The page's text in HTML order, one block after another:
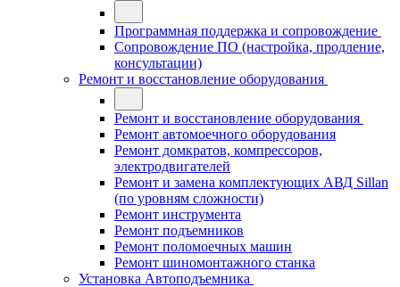
Программная поддержка и сопровождение
Сопровождение ПО (настройка, продление,
консультации)
Ремонт и восстановление оборудования
Ремонт и восстановление оборудования
Ремонт автомоечного оборудования
Ремонт домкратов, компрессоров,
электродвигателей
Ремонт и замена комплектующих АВД Sillan
(по уровням сложности)
Ремонт инструмента
Ремонт подъемников
Ремонт поломоечных машин
Ремонт шиномонтажного станка
Установка Автоподъемника